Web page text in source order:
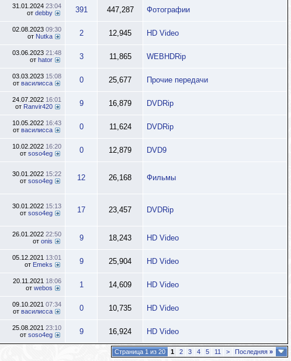
31.01.2024 23:04
от debby 391 447,287 Фотографии
02.08.2023 09:30
от Nutka 2 12,945 HD Video
03.06.2023 21:48
от hator 3 11,865 WEBHDRip
03.03.2023 15:08
от василисса 0 25,677 Прочие передачи
24.07.2022 16:01
от Ranvir420 9 16,879 DVDRip
10.05.2022 16:43
от василисса 0 11,624 DVDRip
10.02.2022 16:20
от soso4eg 0 12,879 DVD9
30.01.2022 15:22
от soso4eg 12 26,168 Фильмы
30.01.2022 15:13
от soso4eg 17 23,457 DVDRip
26.01.2022 22:50
от onis 9 18,243 HD Video
05.12.2021 13:01
от Emeks 9 25,904 HD Video
20.11.2021 18:06
от webos 1 14,609 HD Video
09.10.2021 07:34
от василисса 0 10,735 HD Video
25.08.2021 23:10
от soso4eg 9 16,924 HD Video
Страница 1 из 20 1 2 3 4 5 11 > Последняя »